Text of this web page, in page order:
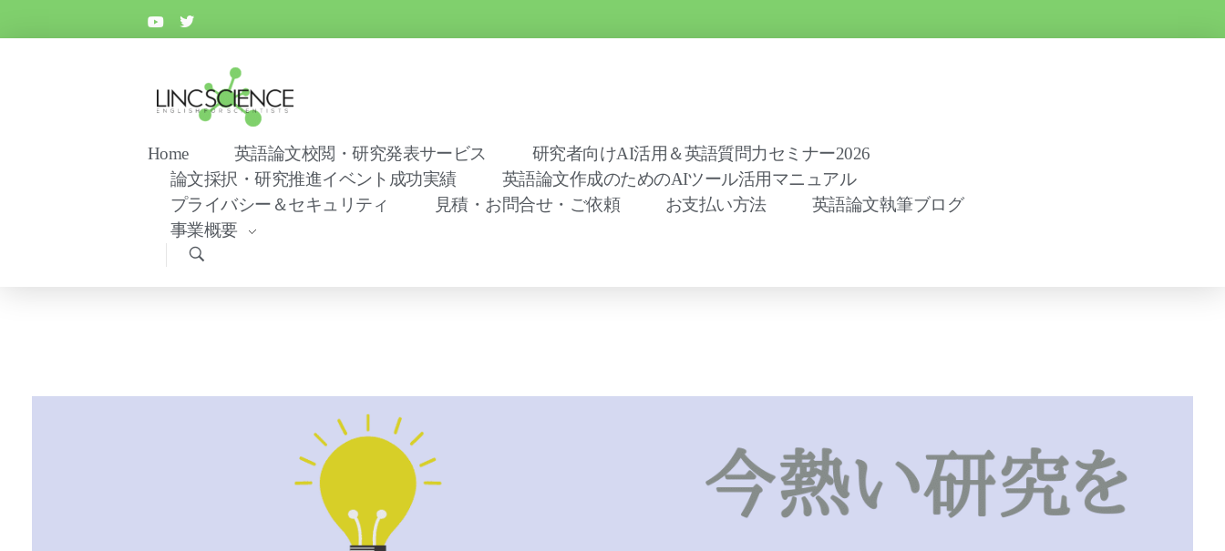
Home 英語論文校閲・研究発表サービス
研究者向けAI活用＆英語質問力セミナー2026
論文採択・研究推進イベント成功実績
英語論文作成のためのAIツール活用マニュアル
プライバシー＆セキュリティ
見積・お問合せ・ご依頼 お支払い方法
英語論文執筆ブログ
事業概要